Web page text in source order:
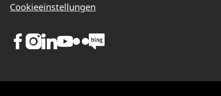
Cookieeinstellungen